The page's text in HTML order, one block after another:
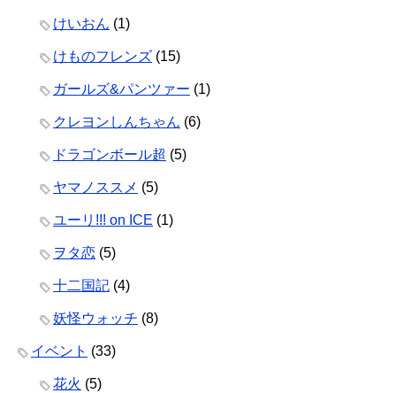
けいおん (1)
けものフレンズ (15)
ガールズ&パンツァー (1)
クレヨンしんちゃん (6)
ドラゴンボール超 (5)
ヤマノススメ (5)
ユーリ!!! on ICE (1)
ヲタ恋 (5)
十二国記 (4)
妖怪ウォッチ (8)
イベント (33)
花火 (5)